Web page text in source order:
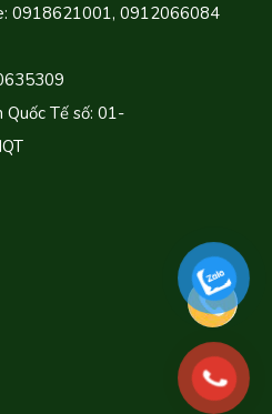
0918621001, 0912066084
Tế số: 01-